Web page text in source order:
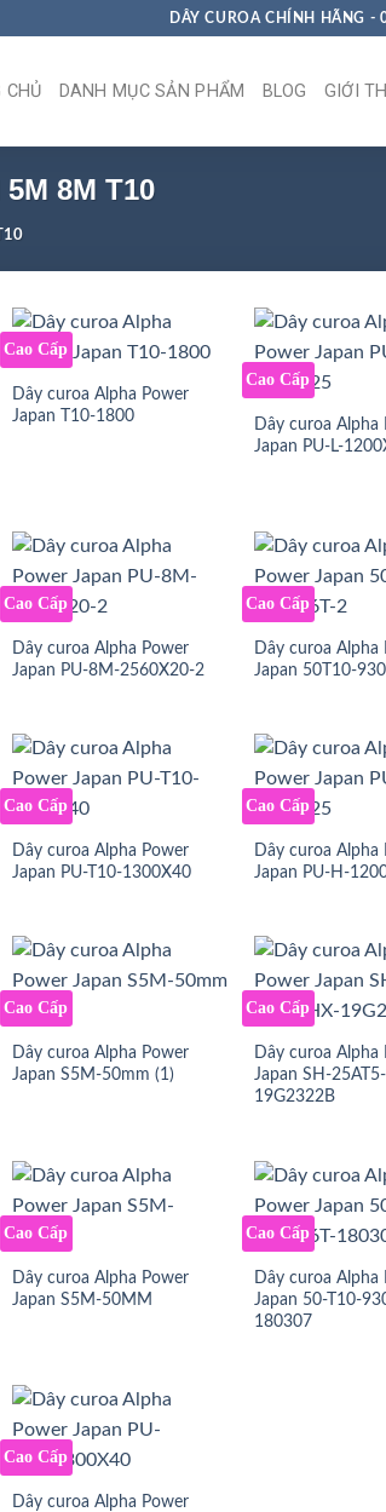
DÂY CUROA CHÍNH HÃNG -
CHỦ DANH MỤC SẢN PHẨM BLOG GIỚI
8M T10
Cao Cấp
Dây curoa Alpha Power
Japan T10-1800
Cao Cấp
Dây curoa Alpha
Japan PU-L-
Cao Cấp
Dây curoa Alpha Power
Japan PU-8M-2560X20-2
Cao Cấp
Dây curoa Alpha
Japan 50T10-
Cao Cấp
Dây curoa Alpha Power
Japan PU-T10-1300X40
Cao Cấp
Dây curoa Alpha
Japan PU-H-
Cao Cấp
Dây curoa Alpha Power
Japan S5M-50mm (1)
Cao Cấp
Dây curoa Alpha
Japan SH-
19G2322B
Cao Cấp
Dây curoa Alpha Power
Japan S5M-50MM
Cao Cấp
Dây curoa Alpha
Japan 50-T10-
180307
Cao Cấp
Dây curoa Alpha Power